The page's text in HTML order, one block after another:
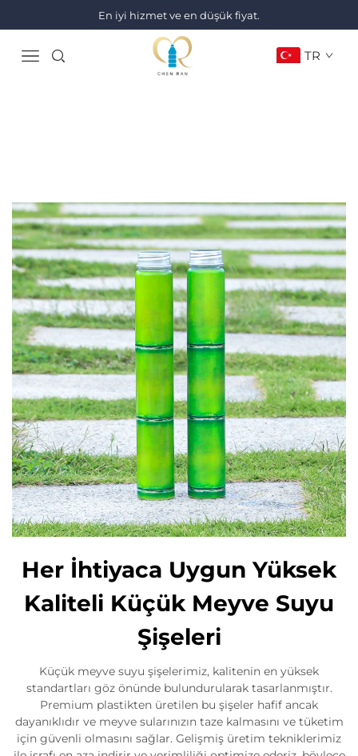
En iyi hizmet ve en düşük fiyat.
TR
Her İhtiyaca Uygun Yüksek
Kaliteli Küçük Meyve Suyu
Şişeleri
Küçük meyve suyu şişelerimiz, kalitenin en yüksek
standartları göz önünde bulundurularak tasarlanmıştır.
Premium plastikten üretilen bu şişeler hafif ancak
dayanıklıdır ve meyve sularınızın taze kalmasını ve tüketim
için güvenli olmasını sağlar. Gelişmiş üretim tekniklerimiz